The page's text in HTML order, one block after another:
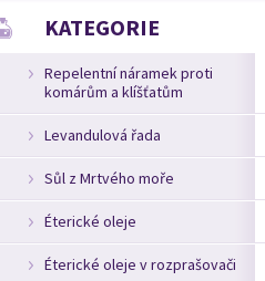
KATEGORIE
Repelentní náramek proti
komárům a klíšťatům
Levandulová řada
Sůl z Mrtvého moře
Éterické oleje
Éterické oleje v rozprašovači